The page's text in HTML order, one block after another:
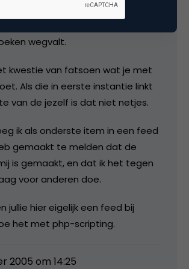
zolang die niet zoveel
wegvalt.
kwestie van fatsoen wat je met
Als die in eerste instantie linkt
van de jezelf is dat niet netjes.
ik als onderste item in een feed
gemaakt te melden dat de
is gemaakt, en dat ik het tegen
voor anderen doe.
jullie hier eigelijk een feed bij
het met php-scripting.
2005 om 14:25